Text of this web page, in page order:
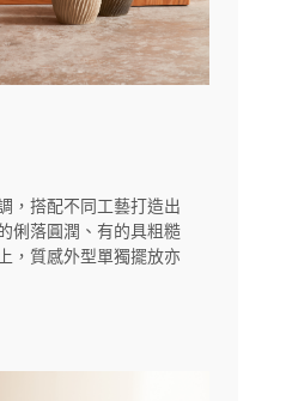
，搭配不同工藝打造出
俐落圓潤、有的具粗糙
，質感外型單獨擺放亦